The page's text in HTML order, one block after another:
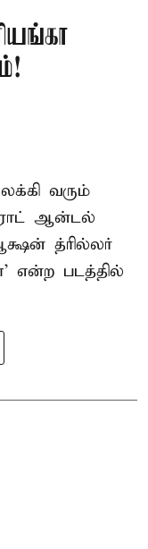
வரும்
ஆன்டல்
த்ரில்லர்
என்ற படத்தில்